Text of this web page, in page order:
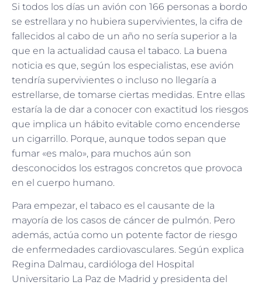
Si todos los días un avión con 166 personas a bordo
se estrellara y no hubiera supervivientes, la cifra de
fallecidos al cabo de un año no sería superior a la
que en la actualidad causa el tabaco. La buena
noticia es que, según los especialistas, ese avión
tendría supervivientes o incluso no llegaría a
estrellarse, de tomarse ciertas medidas. Entre ellas
estaría la de dar a conocer con exactitud los riesgos
que implica un hábito evitable como encenderse
un cigarrillo. Porque, aunque todos sepan que
fumar «es malo», para muchos aún son
desconocidos los estragos concretos que provoca
en el cuerpo humano.
Para empezar, el tabaco es el causante de la
mayoría de los casos de cáncer de pulmón. Pero
además, actúa como un potente factor de riesgo
de enfermedades cardiovasculares. Según explica
Regina Dalmau, cardióloga del Hospital
Universitario La Paz de Madrid y presidenta del